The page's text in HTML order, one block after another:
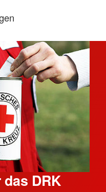
DRK